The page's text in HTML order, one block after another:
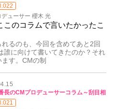
ューサー 櫻木 光
このコラムで言いたかったこ
るのも、今回を含めてあと2回
誰に向けて書いてきたのか？それ
す。CMの制
長のCMプロデューサーコラム～刮目相